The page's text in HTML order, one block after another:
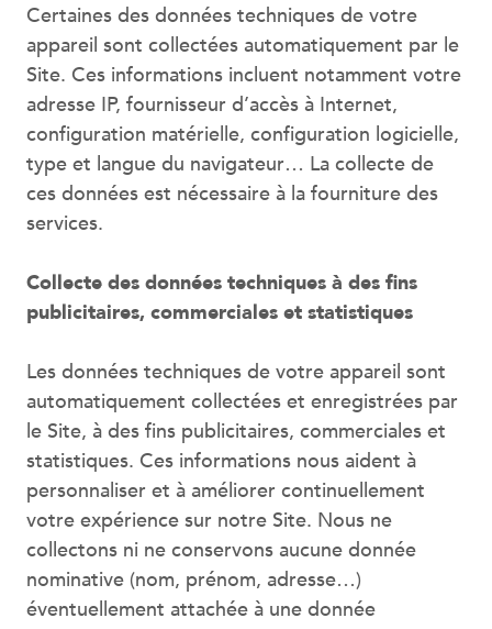
Certaines des données techniques de votre
appareil sont collectées automatiquement par le
Site. Ces informations incluent notamment votre
adresse IP, fournisseur d’accès à Internet,
configuration matérielle, configuration logicielle,
type et langue du navigateur… La collecte de
ces données est nécessaire à la fourniture des
services.
Collecte des données techniques à des fins
publicitaires, commerciales et statistiques
Les données techniques de votre appareil sont
automatiquement collectées et enregistrées par
le Site, à des fins publicitaires, commerciales et
statistiques. Ces informations nous aident à
personnaliser et à améliorer continuellement
votre expérience sur notre Site. Nous ne
collectons ni ne conservons aucune donnée
nominative (nom, prénom, adresse…)
éventuellement attachée à une donnée